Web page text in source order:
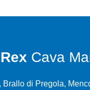
Rex Cava
di Pregola,